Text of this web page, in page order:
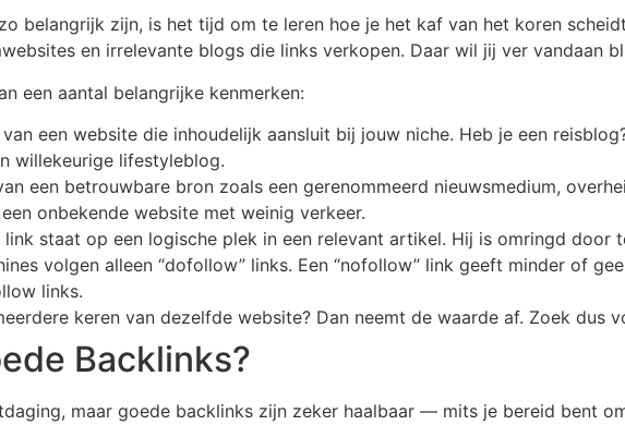
belangrijk zijn, is het tijd om te leren hoe je het kaf van het koren
en irrelevante blogs die links verkopen. Daar wil jij ver vandaan
een aantal belangrijke kenmerken:
een website die inhoudelijk aansluit bij jouw niche. Heb je een
willekeurige lifestyleblog.
een betrouwbare bron zoals een gerenommeerd nieuwsmedium,
onbekende website met weinig verkeer.
link staat op een logische plek in een relevant artikel. Hij is omringd door
volgen alleen “dofollow” links. Een “nofollow” link geeft minder of
links.
keren van dezelfde website? Dan neemt de waarde af. Zoek dus
Backlinks?
maar goede backlinks zijn zeker haalbaar — mits je bereid bent